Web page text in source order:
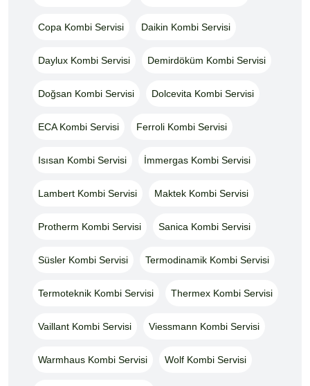
Copa Kombi Servisi Daikin Kombi Servisi
Daylux Kombi Servisi Demirdöküm Kombi Servisi
Doğsan Kombi Servisi Dolcevita Kombi Servisi
ECA Kombi Servisi Ferroli Kombi Servisi
Isısan Kombi Servisi İmmergas Kombi Servisi
Lambert Kombi Servisi Maktek Kombi Servisi
Protherm Kombi Servisi Sanica Kombi Servisi
Süsler Kombi Servisi Termodinamik Kombi Servisi
Termoteknik Kombi Servisi Thermex Kombi Servisi
Vaillant Kombi Servisi Viessmann Kombi Servisi
Warmhaus Kombi Servisi Wolf Kombi Servisi